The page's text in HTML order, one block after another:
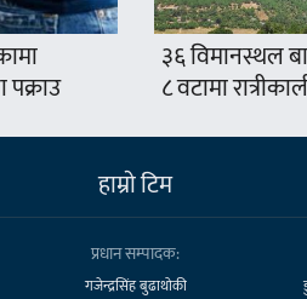
३६ विमानस्थल
८ वटामा
हाम्राे टिम
प्रधान सम्पादक:
गजेन्द्रसिंह बुढाथोकी